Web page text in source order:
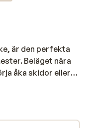
är den perfekta
Beläget nära
åka skidor eller
är utrustade
Och efter en
i baren.